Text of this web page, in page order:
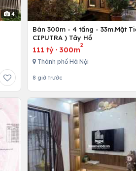
4
Bán 300m - 4 tầng - 33m.Mặt
CIPUTRA ) Tây Hồ
111 tỷ ·300m
2
Thành phố Hà Nội
8 giờ trước